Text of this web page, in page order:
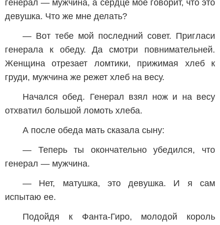
генерал — мужчина, а сердце мое говорит, что это
девушка. Что же мне делать?
— Вот тебе мой последний совет. Пригласи
генерала к обеду. Да смотри повнимательней.
Женщина отрезает ломтики, прижимая хлеб к
груди, мужчина же режет хлеб на весу.
Начался обед. Генерал взял нож и на весу
отхватил большой ломоть хлеба.
А после обеда мать сказала сыну:
— Теперь ты окончательно убедился, что
генерал — мужчина.
— Нет, матушка, это девушка. И я сам
испытаю ее.
Подойдя к Фанта-Гиро, молодой король